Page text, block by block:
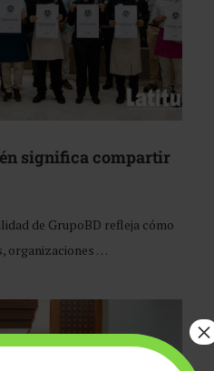
significa compartir
de GrupoBD refleja cómo
organizaciones …
×